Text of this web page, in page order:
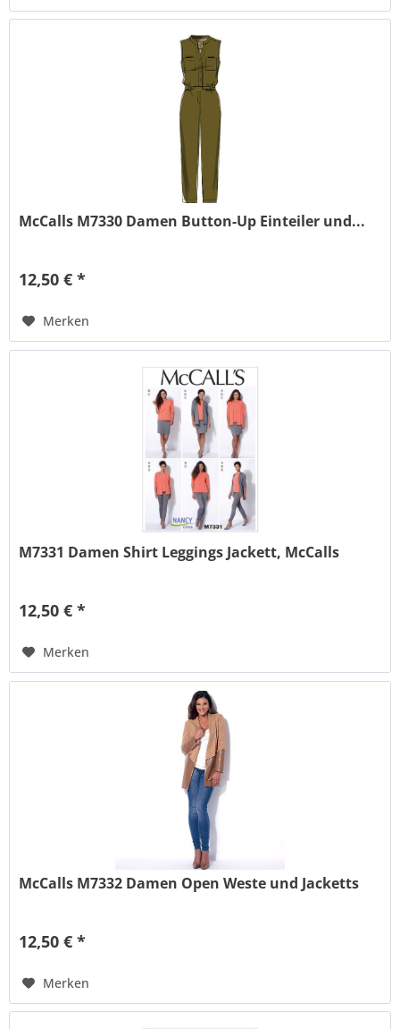
McCalls M7330 Damen Button-Up Einteiler und...
12,50 € *
Merken
M7331 Damen Shirt Leggings Jackett, McCalls
12,50 € *
Merken
McCalls M7332 Damen Open Weste und Jacketts
12,50 € *
Merken